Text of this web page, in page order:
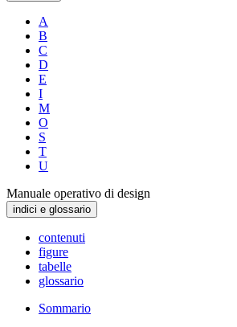
A
B
C
D
E
I
M
O
S
T
U
Manuale operativo di design
indici e glossario
contenuti
figure
tabelle
glossario
Sommario